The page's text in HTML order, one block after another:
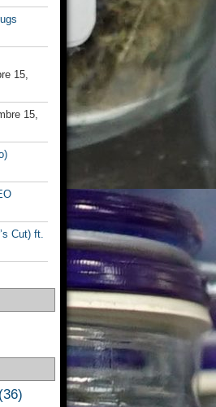
15,
15,
Cut) ft.
(36)